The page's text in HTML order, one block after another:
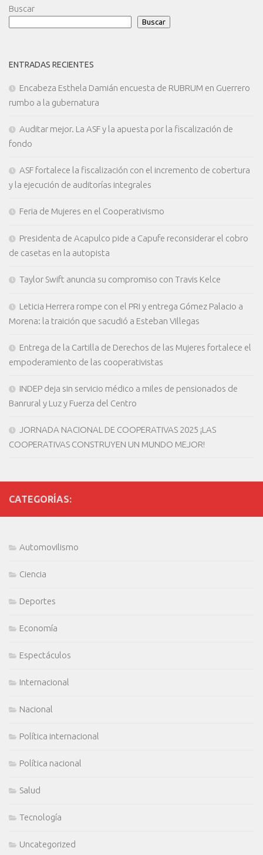
Buscar
Buscar
ENTRADAS RECIENTES
Encabeza Esthela Damián encuesta de RUBRUM en Guerrero
rumbo a la gubernatura
Auditar mejor. La ASF y la apuesta por la fiscalización de
fondo
ASF fortalece la fiscalización con el incremento de cobertura
y la ejecución de auditorías integrales
Feria de Mujeres en el Cooperativismo
Presidenta de Acapulco pide a Capufe reconsiderar el cobro
de casetas en la autopista
Taylor Swift anuncia su compromiso con Travis Kelce
Leticia Herrera rompe con el PRI y entrega Gómez Palacio a
Morena: la traición que sacudió a Esteban Villegas
Entrega de la Cartilla de Derechos de las Mujeres fortalece el
empoderamiento de las cooperativistas
INDEP deja sin servicio médico a miles de pensionados de
Banrural y Luz y Fuerza del Centro
JORNADA NACIONAL DE COOPERATIVAS 2025 ¡LAS
COOPERATIVAS CONSTRUYEN UN MUNDO MEJOR!
CATEGORÍAS:
Automovilismo
Ciencia
Deportes
Economía
Espectáculos
Internacional
Nacional
Política internacional
Política nacional
Salud
Tecnología
Uncategorized